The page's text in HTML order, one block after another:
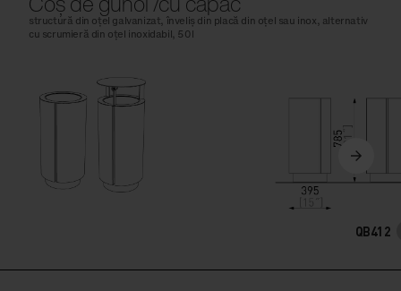
structură din oțel galvanizat, înveliș din placă din oțel sau inox, alternativ
cu scrumieră din oțel inoxidabil, 50l
QB412